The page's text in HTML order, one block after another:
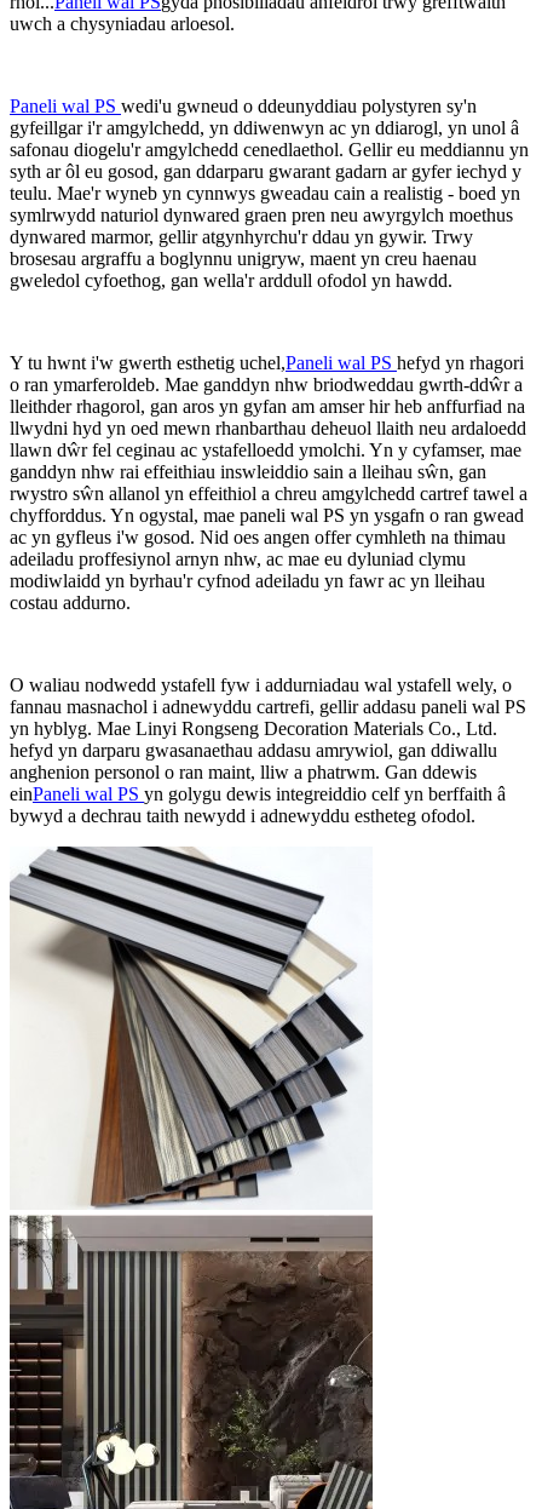
uwch a chysyniadau arloesol.
Paneli wal PS wedi'u gwneud o ddeunyddiau polystyren sy'n
gyfeillgar i'r amgylchedd, yn ddiwenwyn ac yn ddiarogl, yn unol â
safonau diogelu'r amgylchedd cenedlaethol. Gellir eu meddiannu yn
syth ar ôl eu gosod, gan ddarparu gwarant gadarn ar gyfer iechyd y
teulu. Mae'r wyneb yn cynnwys gweadau cain a realistig - boed yn
symlrwydd naturiol dynwared graen pren neu awyrgylch moethus
dynwared marmor, gellir atgynhyrchu'r ddau yn gywir. Trwy
brosesau argraffu a boglynnu unigryw, maent yn creu haenau
gweledol cyfoethog, gan wella'r arddull ofodol yn hawdd.
Y tu hwnt i'w gwerth esthetig uchel,Paneli wal PS hefyd yn rhagori
o ran ymarferoldeb. Mae ganddyn nhw briodweddau gwrth-ddŵr a
lleithder rhagorol, gan aros yn gyfan am amser hir heb anffurfiad na
llwydni hyd yn oed mewn rhanbarthau deheuol llaith neu ardaloedd
llawn dŵr fel ceginau ac ystafelloedd ymolchi. Yn y cyfamser, mae
ganddyn nhw rai effeithiau inswleiddio sain a lleihau sŵn, gan
rwystro sŵn allanol yn effeithiol a chreu amgylchedd cartref tawel a
chyfforddus. Yn ogystal, mae paneli wal PS yn ysgafn o ran gwead
ac yn gyfleus i'w gosod. Nid oes angen offer cymhleth na thimau
adeiladu proffesiynol arnyn nhw, ac mae eu dyluniad clymu
modiwlaidd yn byrhau'r cyfnod adeiladu yn fawr ac yn lleihau
costau addurno.
O waliau nodwedd ystafell fyw i addurniadau wal ystafell wely, o
fannau masnachol i adnewyddu cartrefi, gellir addasu paneli wal PS
yn hyblyg. Mae Linyi Rongseng Decoration Materials Co., Ltd.
hefyd yn darparu gwasanaethau addasu amrywiol, gan ddiwallu
anghenion personol o ran maint, lliw a phatrwm. Gan ddewis
einPaneli wal PS yn golygu dewis integreiddio celf yn berffaith â
bywyd a dechrau taith newydd i adnewyddu estheteg ofodol.